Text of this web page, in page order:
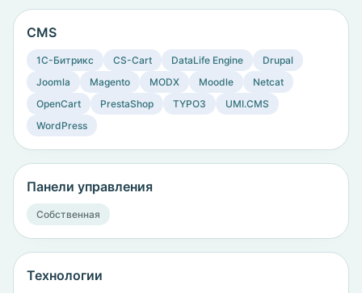
CMS
1C-Битрикс CS-Cart DataLife Engine
Drupal
Joomla
Magento MODX Moodle
Netcat
OpenCart
PrestaShop TYPO3
UMI.CMS
WordPress
Панели управления
Собственная
Технологии